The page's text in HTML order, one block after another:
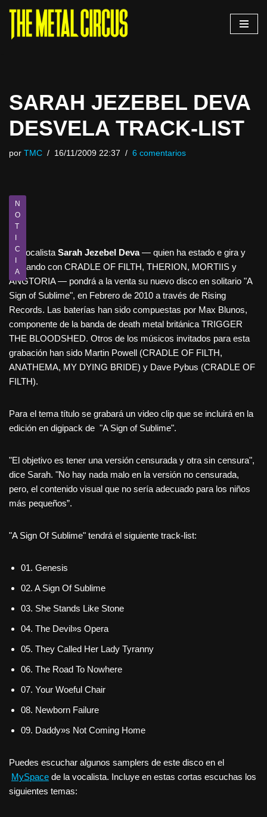
Saltar
SARAH JEZEBEL DEVA
DESVELA TRACK-LIST
por TMC 16/11/2009 22:37 6 comentarios
N
O
T
I
C
I
A
La vocalista Sarah Jezebel Deva— quien ha estado e gira y
grabando con CRADLE OF FILTH, THERION, MORTIIS y
ANGTORIA — pondrá a la venta su nuevo disco en solitario "A
Sign of Sublime", en Febrero de 2010 a través de Rising
Records. Las baterías han sido compuestas por Max Blunos,
componente de la banda de death metal británica TRIGGER
THE BLOODSHED. Otros de los músicos invitados para esta
grabación han sido Martin Powell (CRADLE OF FILTH,
ANATHEMA, MY DYING BRIDE) y Dave Pybus (CRADLE OF
FILTH).
Para el tema título se grabará un video clip que se incluirá en la
edición en digipack de "A Sign of Sublime".
"El objetivo es tener una versión censurada y otra sin censura",
dice Sarah. "No hay nada malo en la versión no censurada,
pero, el contenido visual que no sería adecuado para los niños
más pequeños”.
"A Sign Of Sublime" tendrá el siguiente track-list:
01. Genesis
02. A Sign Of Sublime
03. She Stands Like Stone
04. The Devil»s Opera
05. They Called Her Lady Tyranny
06. The Road To Nowhere
07. Your Woeful Chair
08. Newborn Failure
09. Daddy»s Not Coming Home
Puedes escuchar algunos samplers de este disco en el
MySpace de la vocalista. Incluye en estas cortas escuchas los
siguientes temas: